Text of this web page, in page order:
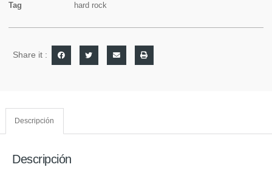
Tag
hard rock
Share it :
Descripción
Descripción